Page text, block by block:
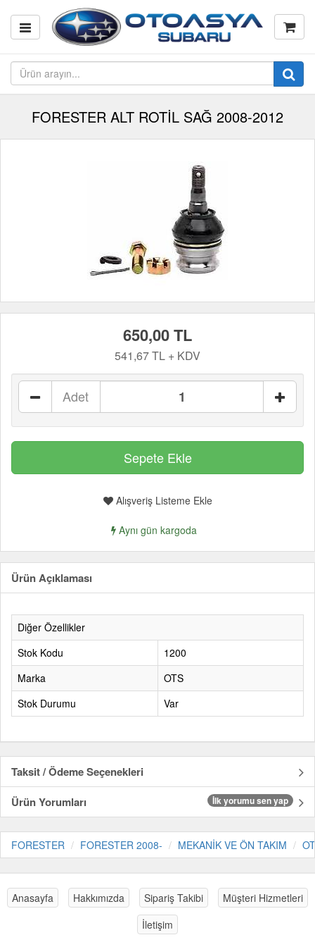
FORESTER ALT ROTİL SAĞ 2008-2012
650,00 TL
541,67 TL + KDV
Adet
Alışveriş Listeme Ekle
Aynı gün kargoda
Ürün Açıklaması
Diğer Özellikler
Stok Kodu
1200
Marka
OTS
Stok Durumu
Var
Taksit / Ödeme Seçenekleri
Ürün Yorumları
İlk yorumu sen yap
FORESTER FORESTER 2008- MEKANİK VE ÖN TAKIM
Anasayfa Hakkımızda Sipariş Takibi
Müşteri Hizmetleri
İletişim